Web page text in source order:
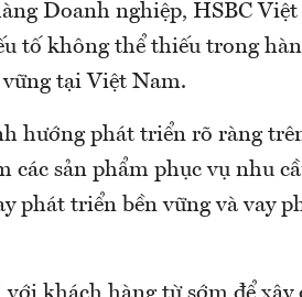
Doanh nghiệp, HSBC
tố không thể thiếu trong
tại Việt Nam.
hướng phát triển rõ ràng
các sản phẩm phục vụ nhu
phát triển bền vững và vay